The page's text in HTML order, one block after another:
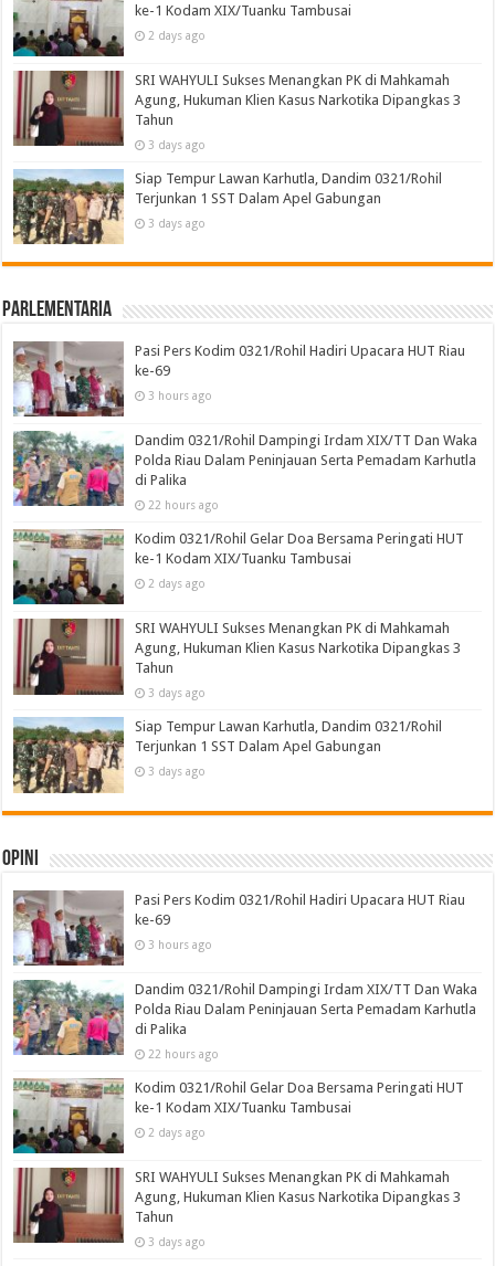
ke-1 Kodam XIX/Tuanku Tambusai
2 days ago
SRI WAHYULI Sukses Menangkan PK di Mahkamah
Agung, Hukuman Klien Kasus Narkotika Dipangkas 3
Tahun
3 days ago
Siap Tempur Lawan Karhutla, Dandim 0321/Rohil
Terjunkan 1 SST Dalam Apel Gabungan
3 days ago
Parlementaria
Pasi Pers Kodim 0321/Rohil Hadiri Upacara HUT Riau
ke-69
3 hours ago
Dandim 0321/Rohil Dampingi Irdam XIX/TT Dan Waka
Polda Riau Dalam Peninjauan Serta Pemadam Karhutla
di Palika
22 hours ago
Kodim 0321/Rohil Gelar Doa Bersama Peringati HUT
ke-1 Kodam XIX/Tuanku Tambusai
2 days ago
SRI WAHYULI Sukses Menangkan PK di Mahkamah
Agung, Hukuman Klien Kasus Narkotika Dipangkas 3
Tahun
3 days ago
Siap Tempur Lawan Karhutla, Dandim 0321/Rohil
Terjunkan 1 SST Dalam Apel Gabungan
3 days ago
Opini
Pasi Pers Kodim 0321/Rohil Hadiri Upacara HUT Riau
ke-69
3 hours ago
Dandim 0321/Rohil Dampingi Irdam XIX/TT Dan Waka
Polda Riau Dalam Peninjauan Serta Pemadam Karhutla
di Palika
22 hours ago
Kodim 0321/Rohil Gelar Doa Bersama Peringati HUT
ke-1 Kodam XIX/Tuanku Tambusai
2 days ago
SRI WAHYULI Sukses Menangkan PK di Mahkamah
Agung, Hukuman Klien Kasus Narkotika Dipangkas 3
Tahun
3 days ago